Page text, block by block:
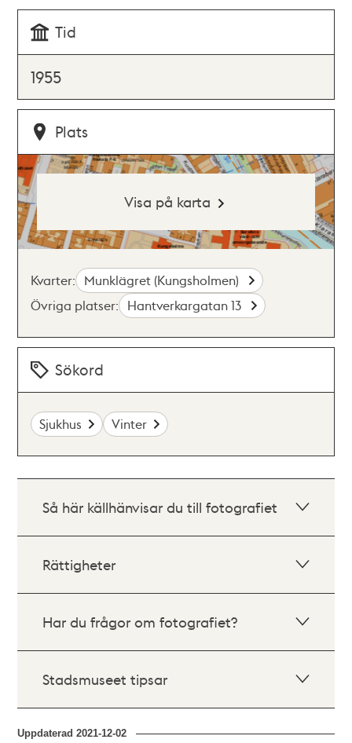
Tid
1955
Plats
Visa på karta
Kvarter: Munklägret (Kungsholmen)
Övriga platser: Hantverkargatan 13
Sökord
Sjukhus Vinter
Så här källhänvisar du till fotografiet
Rättigheter
Har du frågor om fotografiet?
Stadsmuseet tipsar
Uppdaterad2021-12-02